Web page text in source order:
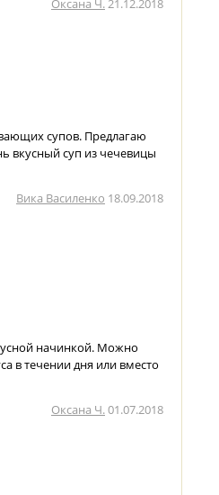
Оксана Ч.21.12.2018
супов. Предлагаю
вкусный суп из чечевицы
Вика Василенко 18.09.2018
начинкой. Можно
в течении дня или вместо
Оксана Ч.01.07.2018